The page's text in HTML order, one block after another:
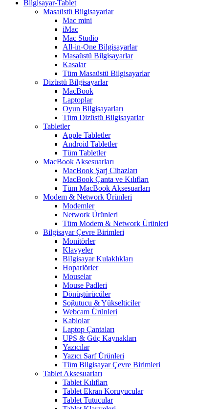
Bilgisayar-Tablet
Masaüstü Bilgisayarlar
Mac mini
iMac
Mac Studio
All-in-One Bilgisayarlar
Masaüstü Bilgisayarlar
Kasalar
Tüm Masaüstü Bilgisayarlar
Dizüstü Bilgisayarlar
MacBook
Laptoplar
Oyun Bilgisayarları
Tüm Dizüstü Bilgisayarlar
Tabletler
Apple Tabletler
Android Tabletler
Tüm Tabletler
MacBook Aksesuarları
MacBook Şarj Cihazları
MacBook Çanta ve Kılıfları
Tüm MacBook Aksesuarları
Modem & Network Ürünleri
Modemler
Network Ürünleri
Tüm Modem & Network Ürünleri
Bilgisayar Çevre Birimleri
Monitörler
Klavyeler
BiIgisayar Kulaklıkları
Hoparlörler
Mouselar
Mouse Padleri
Dönüştürücüler
Soğutucu & Yükselticiler
Webcam Ürünleri
Kablolar
Laptop Çantaları
UPS & Güç Kaynakları
Yazıcılar
Yazıcı Sarf Ürünleri
Tüm Bilgisayar Çevre Birimleri
Tablet Aksesuarları
Tablet Kılıfları
Tablet Ekran Koruyucular
Tablet Tutucular